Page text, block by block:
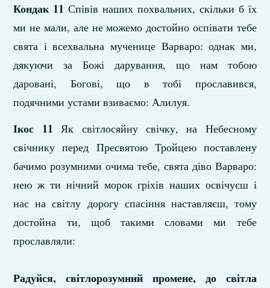
Кондак 11 Співів наших похвальних, скільки б їх
ми не мали, але не можемо достойно оспівати тебе
свята і всехвальна мученице Варваро: однак ми,
дякуючи за Божі дарування, що нам тобою
даровані, Богові, що в тобі прославився,
подячними устами взиваємо: Алилуя.
Ікос 11 Як світлосяйну свічку, на Небесному
свічнику перед Пресвятою Тройцею поставлену
бачимо розумними очима тебе, свята діво Варваро:
нею ж ти нічний морок гріхів наших освічуєш і
нас на світлу дорогу спасіння наставляєш, тому
достойна ти, щоб такими словами ми тебе
прославляли:
Радуйся, світлорозумний промене, до світла